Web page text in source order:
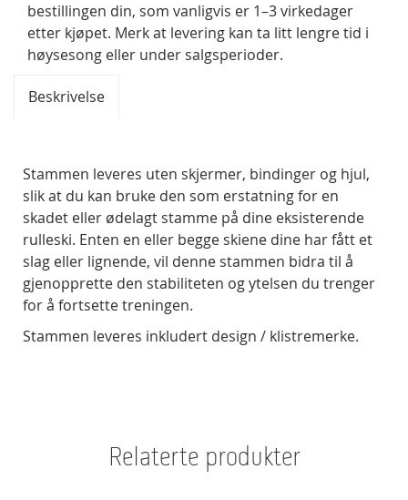
bestillingen din, som vanligvis er 1–3 virkedager
etter kjøpet. Merk at levering kan ta litt lengre tid i
høysesong eller under salgsperioder.
Beskrivelse
Stammen leveres uten skjermer, bindinger og hjul,
slik at du kan bruke den som erstatning for en
skadet eller ødelagt stamme på dine eksisterende
rulleski. Enten en eller begge skiene dine har fått et
slag eller lignende, vil denne stammen bidra til å
gjenopprette den stabiliteten og ytelsen du trenger
for å fortsette treningen.
Stammen leveres inkludert design / klistremerke.
Relaterte produkter